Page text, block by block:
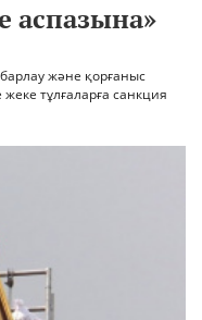
аспазына»
және қорғаныс
тұлғаларға санкция